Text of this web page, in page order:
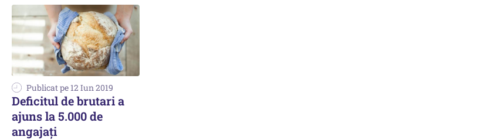
Publicat pe 12 Iun 2019
Deficitul de brutari a
ajuns la 5.000 de
angajați